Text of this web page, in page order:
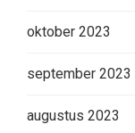
oktober 2023
september 2023
augustus 2023